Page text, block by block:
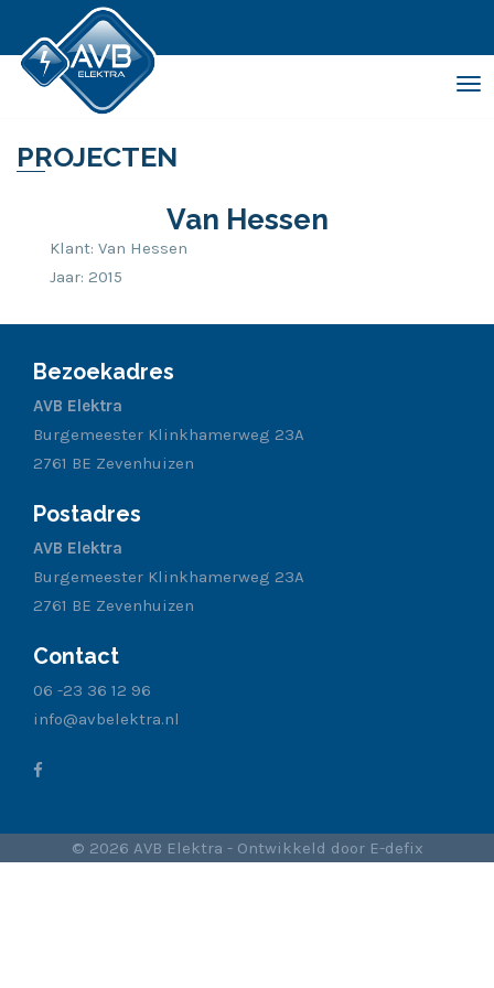
PROJECTEN
Van Hessen
Klant: Van Hessen
Jaar: 2015
Bezoekadres
AVB Elektra
Burgemeester Klinkhamerweg 23A
2761 BE Zevenhuizen
Postadres
AVB Elektra
Burgemeester Klinkhamerweg 23A
2761 BE Zevenhuizen
Contact
06 -23 36 12 96
info@avbelektra.nl
© 2026 AVB Elektra - Ontwikkeld door E-defix